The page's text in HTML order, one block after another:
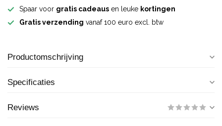
Spaar voor gratis cadeaus en leuke kortingen
Gratis verzending vanaf 100 euro excl. btw
Productomschrijving
Specificaties
Reviews